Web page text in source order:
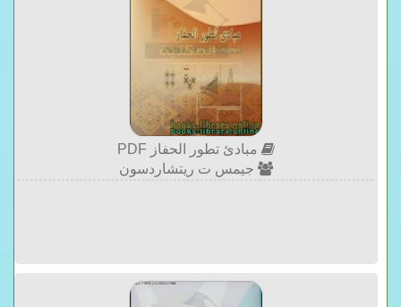
مبادئ تطور الحفاز PDF
جيمس ت ريتشاردسون